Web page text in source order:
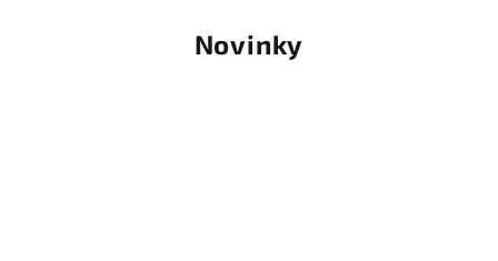
Novinky